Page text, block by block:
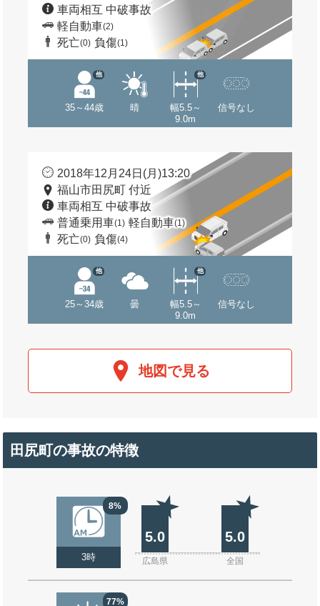
車両相互 中破事故
軽自動車(2)
死亡(0) 負傷(1)
35～44歳
他
晴
幅5.5～
9.0m
他
信号なし
2018年12月24日(月)13:20
福山市田尻町 付近
車両相互 中破事故
普通乗用車(1) 軽自動車(1)
死亡(0) 負傷(4)
25～34歳
他
曇
幅5.5～
9.0m
他
信号なし
地図で見る
田尻町の事故の特徴
8%
3時
5.0 5.0
広島県 全国
77%